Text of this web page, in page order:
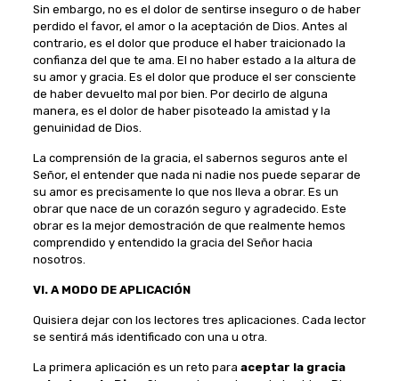
Sin embargo, no es el dolor de sentirse inseguro o de haber
perdido el favor, el amor o la aceptación de Dios. Antes al
contrario, es el dolor que produce el haber traicionado la
confianza del que te ama. El no haber estado a la altura de
su amor y gracia. Es el dolor que produce el ser consciente
de haber devuelto mal por bien. Por decirlo de alguna
manera, es el dolor de haber pisoteado la amistad y la
genuinidad de Dios.
La comprensión de la gracia, el sabernos seguros ante el
Señor, el entender que nada ni nadie nos puede separar de
su amor es precisamente lo que nos lleva a obrar. Es un
obrar que nace de un corazón seguro y agradecido. Este
obrar es la mejor demostración de que realmente hemos
comprendido y entendido la gracia del Señor hacia
nosotros.
VI. A MODO DE APLICACIÓN
Quisiera dejar con los lectores tres aplicaciones. Cada lector
se sentirá más identificado con una u otra.
La primera aplicación es un reto para aceptar la gracia